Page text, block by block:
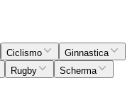
Ciclismo
Ginnastica
Rugby
Scherma